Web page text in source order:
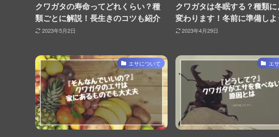
クワガタの寿命ってどれくらい？種
類ごとに解説！長生きのコツも紹介
2023年5月2日
クワガタは冬眠する？種類
変わります！冬前に準備しよ
2023年4月29日
エサについて エ